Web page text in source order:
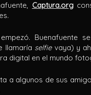
Captura.org
Buenafuente
llamaría selfievaya) y
digital en el mundo
a algunos de sus